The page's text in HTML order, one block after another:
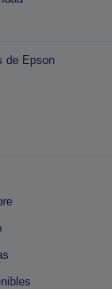
de Epson